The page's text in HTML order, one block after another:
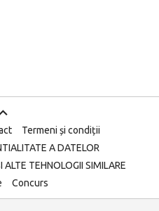
Termeni și condiții
A DATELOR
TEHNOLOGII SIMILARE
Concurs